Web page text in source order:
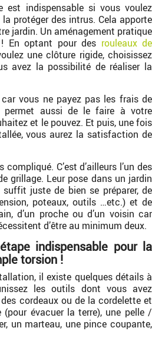
est indispensable si vous voulez
protéger des intrus. Cela apporte
jardin. Un aménagement pratique
En optant pour des rouleaux de
une clôture rigide, choisissez
avez la possibilité de réaliser la
vous ne payez pas les frais de
permet aussi de le faire à votre
et le pouvez. Et puis, une fois
vous aurez la satisfaction de
compliqué. C’est d’ailleurs l’un des
grillage. Leur pose dans un jardin
juste de bien se préparer, de
poteaux, outils …etc.) et de
d’un proche ou d’un voisin car
d’être au minimum deux.
indispensable pour la
torsion !
il existe quelques détails à
les outils dont vous avez
cordeaux ou de la cordelette et
évacuer la terre), une pelle /
un marteau, une pince coupante,